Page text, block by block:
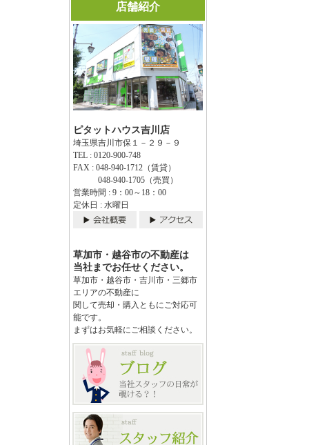
店舗紹介
ピタットハウス吉川店
埼玉県吉川市保１－２９－９
TEL : 0120-900-748
FAX : 048-940-1712（賃貸）
048-940-1705（売買）
営業時間 : 9：00～18：00
定休日 : 水曜日
草加市・越谷市の不動産は
当社までお任せください。
草加市・越谷市・吉川市・三郷市
エリアの不動産に
関して売却・購入ともにご対応可
能です。
まずはお気軽にご相談ください。